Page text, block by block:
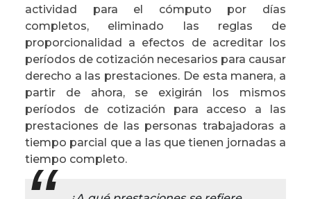
actividad para el cómputo por días
completos, eliminado las reglas de
proporcionalidad a efectos de acreditar los
períodos de cotización necesarios para causar
derecho a las prestaciones. De esta manera, a
partir de ahora, se exigirán los mismos
períodos de cotización para acceso a las
prestaciones de las personas trabajadoras a
tiempo parcial que a las que tienen jornadas a
tiempo completo.